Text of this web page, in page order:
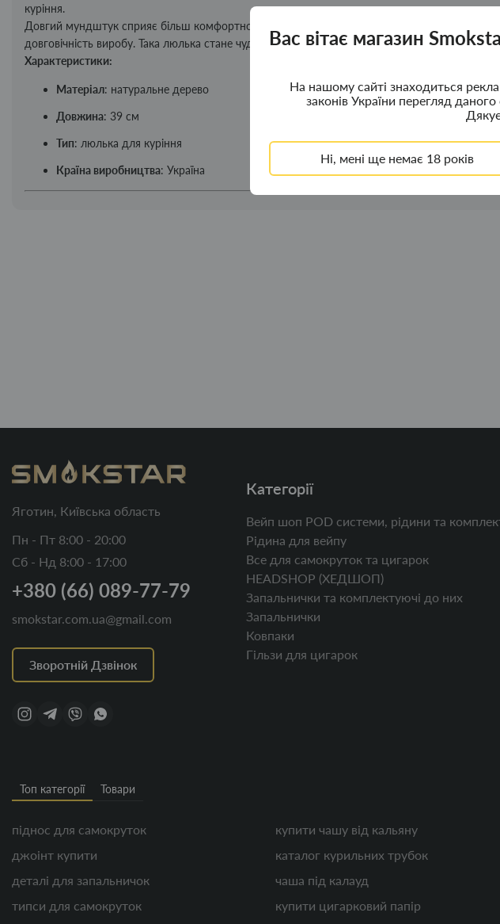
Вас вітає магазин
На нашому сайті знаходиться
законів України перегляд
Ні, мені ще немає 18 років
куріння.
Довгий мундштук сприяє більш комфортному охолодженню диму, а якісна обробка
довговічність виробу. Така люлька стане чудовим вибором як для особистого
Характеристики:
Матеріал: натуральне дерево
Довжина: 39 см
Тип: люлька для куріння
Країна виробництва: Україна
Яготин, Київська область
Пн - Пт 8:00 - 20:00
Сб - Нд 8:00 - 17:00
+380 (66) 089-77-79
smokstar.com.ua@gmail.com
Зворотній Дзвінок
Категорії
Вейп шоп POD системи, рідини та
Рідина для вейпу
Все для самокруток та цигарок
HEADSHOP (ХЕДШОП)
Запальнички та комплектуючі до них
Запальнички
Ковпаки
Гільзи для цигарок
Топ категорії Товари
піднос для самокруток
джоінт купити
деталі для запальничок
типси для самокруток
купити чашу від кальяну
каталог курильних трубок
чаша під калауд
купити цигарковий папір